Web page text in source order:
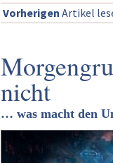
Vorherigen Artikel
nicht
… was macht den